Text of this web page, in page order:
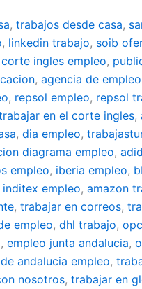
, trabajos desde casa,
, linkedin trabajo, soib
ingles empleo,
, agencia de empleo
, repsol empleo, repsol
en el corte ingles,
, dia empleo,
diagrama empleo,
empleo, iberia empleo,
inditex empleo, amazon
, trabajar en correos,
empleo, dhl trabajo,
, empleo junta andalucia,
andalucia empleo,
nosotros, trabajar en